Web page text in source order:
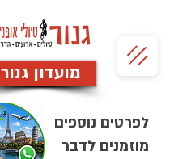
מועדון גנור
לפרטים נוספים
מוזמנים לדבר